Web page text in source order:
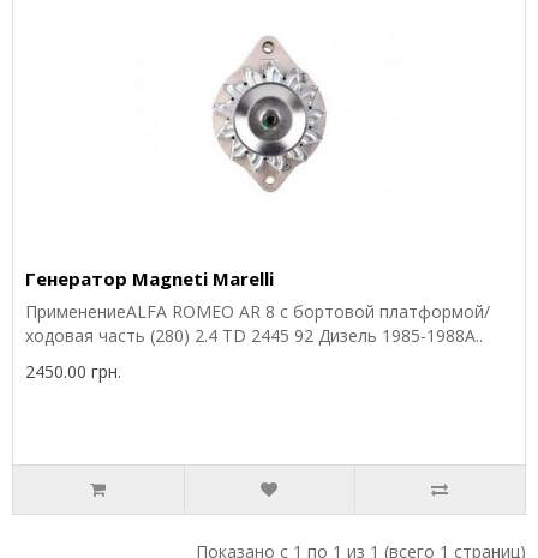
Генератор Magneti Marelli
ПрименениеALFA ROMEO AR 8 c бортовой платформой/
ходовая часть (280) 2.4 TD 2445 92 Дизель 1985-1988A..
2450.00 грн.
Показано с 1 по 1 из 1 (всего 1 страниц)